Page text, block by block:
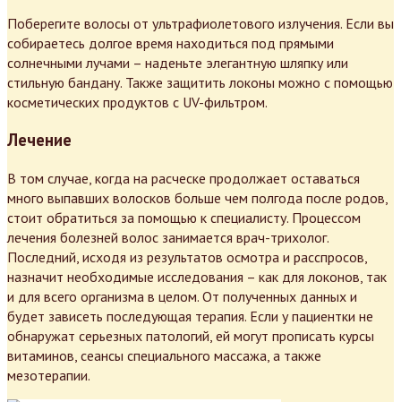
Поберегите волосы от ультрафиолетового излучения. Если вы
собираетесь долгое время находиться под прямыми
солнечными лучами – наденьте элегантную шляпку или
стильную бандану. Также защитить локоны можно с помощью
косметических продуктов с UV-фильтром.
Лечение
В том случае, когда на расческе продолжает оставаться
много выпавших волосков больше чем полгода после родов,
стоит обратиться за помощью к специалисту. Процессом
лечения болезней волос занимается врач-трихолог.
Последний, исходя из результатов осмотра и расспросов,
назначит необходимые исследования – как для локонов, так
и для всего организма в целом. От полученных данных и
будет зависеть последующая терапия. Если у пациентки не
обнаружат серьезных патологий, ей могут прописать курсы
витаминов, сеансы специального массажа, а также
мезотерапии.